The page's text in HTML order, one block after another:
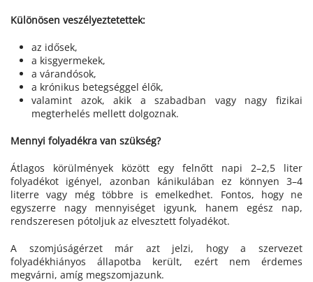
Különösen veszélyeztetettek:
az idősek,
a kisgyermekek,
a várandósok,
a krónikus betegséggel élők,
valamint azok, akik a szabadban vagy nagy fizikai
megterhelés mellett dolgoznak.
Mennyi folyadékra van szükség?
Átlagos körülmények között egy felnőtt napi 2–2,5 liter
folyadékot igényel, azonban kánikulában ez könnyen 3–4
literre vagy még többre is emelkedhet. Fontos, hogy ne
egyszerre nagy mennyiséget igyunk, hanem egész nap,
rendszeresen pótoljuk az elvesztett folyadékot.
A szomjúságérzet már azt jelzi, hogy a szervezet
folyadékhiányos állapotba került, ezért nem érdemes
megvárni, amíg megszomjazunk.